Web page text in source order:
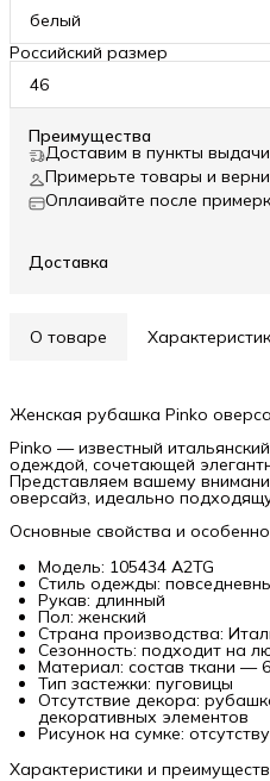
белый
Российский размер
46
Преимущества
Доставим в пункты
Примерьте товары и
Оплаивайте после
Доставка
О товаре
Женская рубашка Pinko
Pinko — известный
одеждой, сочетающей
Представляем вашему
оверсайз, идеально
Основные свойства и
Модель: 105434 A2TG
Стиль одежды:
Рукав: длинный
Пол: женский
Страна производства:
Сезонность: подходит на
Материал: состав ткани —
Тип застежки: пуговицы
Отсутствие декора:
декоративных элементов
Рисунок на сумке:
Характеристики и